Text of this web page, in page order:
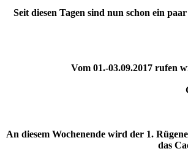
Seit diesen Tagen sind nun schon ein
Vom 01.-03.09.2017 rufen
An diesem Wochenende wird der 1.
das